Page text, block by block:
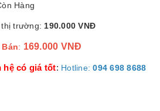
Hàng
trường: 190.000 VNĐ
Bán: 169.000 VNĐ
hệ có giá tốt: Hotline:094 698 8688